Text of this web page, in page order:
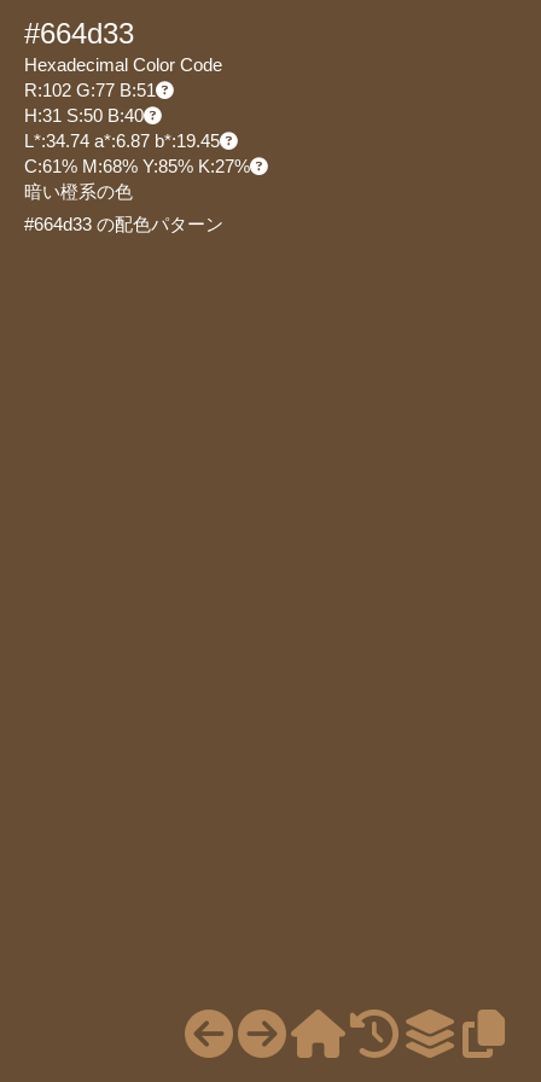
#664d33
Hexadecimal Color Code
R:102 G:77 B:51
H:31 S:50 B:40
L*:34.74 a*:6.87 b*:19.45
C:61% M:68% Y:85% K:27%
暗い橙系の色
#664d33 の配色パターン